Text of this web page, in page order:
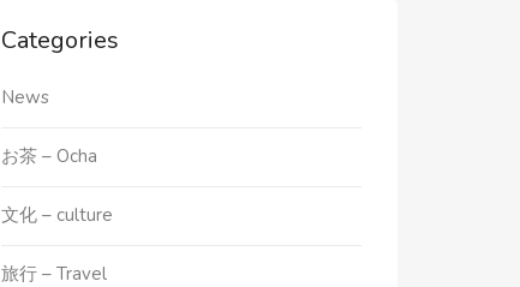
Categories
News
お茶 – Ocha
文化 – culture
旅行 – Travel